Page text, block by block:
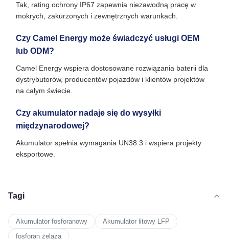
Tak, rating ochrony IP67 zapewnia niezawodną pracę w
mokrych, zakurzonych i zewnętrznych warunkach.
Czy Camel Energy może świadczyć usługi OEM
lub ODM?
Camel Energy wspiera dostosowane rozwiązania baterii dla
dystrybutorów, producentów pojazdów i klientów projektów
na całym świecie.
Czy akumulator nadaje się do wysyłki
międzynarodowej?
Akumulator spełnia wymagania UN38.3 i wspiera projekty
eksportowe.
Tagi
Akumulator fosforanowy
Akumulator litowy LFP
fosforan żelaza